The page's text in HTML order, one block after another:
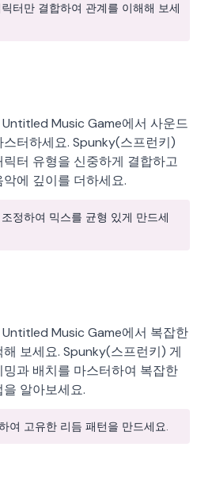
터만 결합하여 관계를 이해해 보세
Music Game에서 사운드
터하세요. Spunky(스프런키)
터 유형을 신중하게 결합하고
에 깊이를 더하세요.
정하여 믹스를 균형 있게 만드세
Music Game에서 복잡한
보세요. Spunky(스프런키) 게
과 배치를 마스터하여 복잡한
알아보세요.
여 고유한 리듬 패턴을 만드세요.